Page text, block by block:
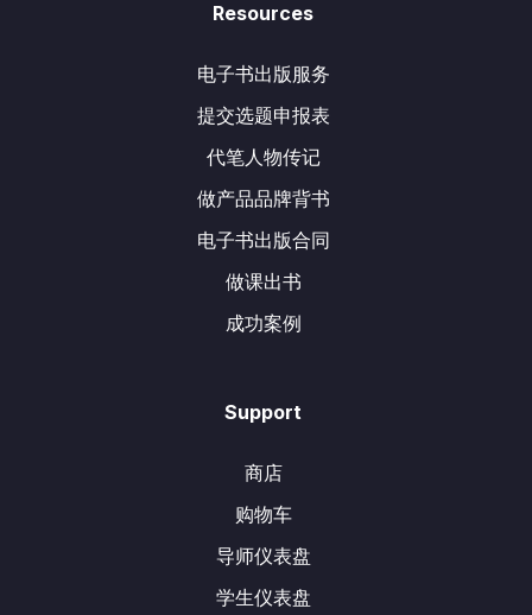
Resources
电子书出版服务
提交选题申报表
代笔人物传记
做产品品牌背书
电子书出版合同
做课出书
成功案例
Support
商店
购物车
导师仪表盘
学生仪表盘